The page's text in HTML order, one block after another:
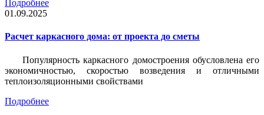
Подробнее
01.09.2025
Расчет каркасного дома: от проекта до сметы
Популярность каркасного домостроения обусловлена его
экономичностью, скоростью возведения и отличными
теплоизоляционными свойствами
Подробнее